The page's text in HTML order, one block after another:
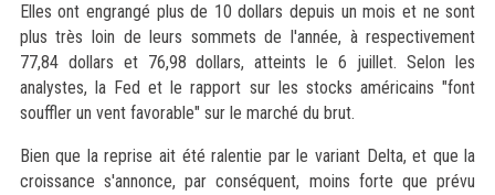
Elles ont engrangé plus de 10 dollars depuis un mois et ne sont
plus très loin de leurs sommets de l'année, à respectivement
77,84 dollars et 76,98 dollars, atteints le 6 juillet. Selon les
analystes, la Fed et le rapport sur les stocks américains "font
souffler un vent favorable" sur le marché du brut.
Bien que la reprise ait été ralentie par le variant Delta, et que la
croissance s'annonce, par conséquent, moins forte que prévu